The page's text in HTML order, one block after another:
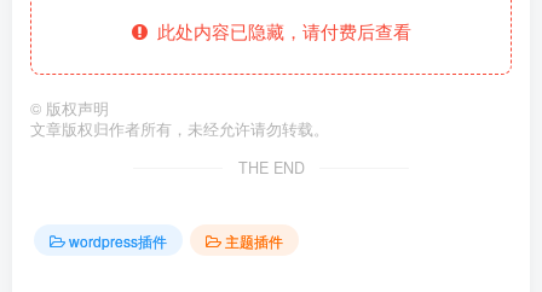
此处内容已隐藏，请付费后查看
© 版权声明
文章版权归作者所有，未经允许请勿转载。
THE END
wordpress插件 主题插件